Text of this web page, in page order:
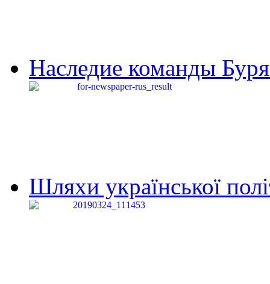
Наследие команды
Шляхи української